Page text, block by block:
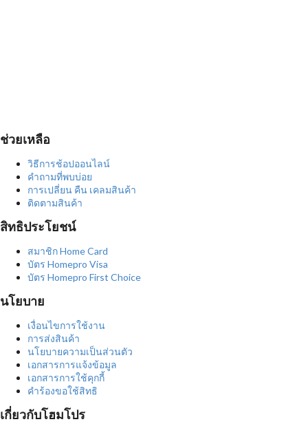
ช่วยเหลือ
วิธีการช้อปออนไลน์
คำถามที่พบบ่อย
การเปลี่ยน คืน เคลมสินค้า
ติดตามสินค้า
สิทธิประโยชน์
สมาชิก Home Card
บัตร Homepro Visa
บัตร Homepro First Choice
นโยบาย
เงื่อนไขการใช้งาน
การส่งสินค้า
นโยบายความเป็นส่วนตัว
เอกสารการแจ้งข้อมูล
เอกสารการใช้คุกกี้
คำร้องขอใช้สิทธิ
เกี่ยวกับโฮมโปร